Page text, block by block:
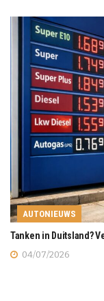
AUTONIEUWS
Tanken in Duitsland?
04/07/2026